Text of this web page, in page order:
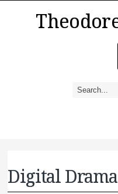
Digital Drama